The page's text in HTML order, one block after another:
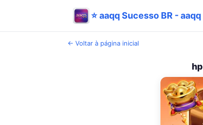
⭐ aaqq Sucesso BR -
← Voltar à página inicial